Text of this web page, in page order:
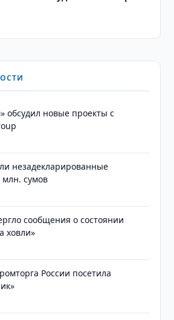
обсудил новые проекты с
незадекларированные
млн. сумов
сообщения о состоянии
ховли»
России посетила